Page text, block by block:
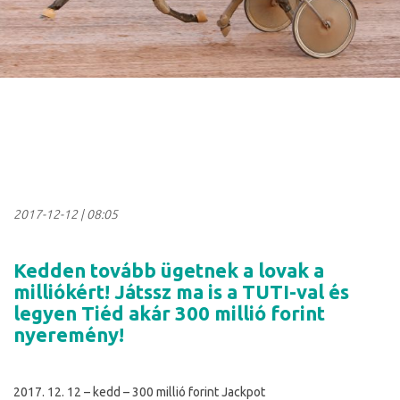
2017-12-12|08:05
Kedden tovább ügetnek a lovak a
milliókért! Játssz ma is a TUTI-val és
legyen Tiéd akár 300 millió forint
nyeremény!
2017. 12. 12 – kedd – 300 millió forint Jackpot